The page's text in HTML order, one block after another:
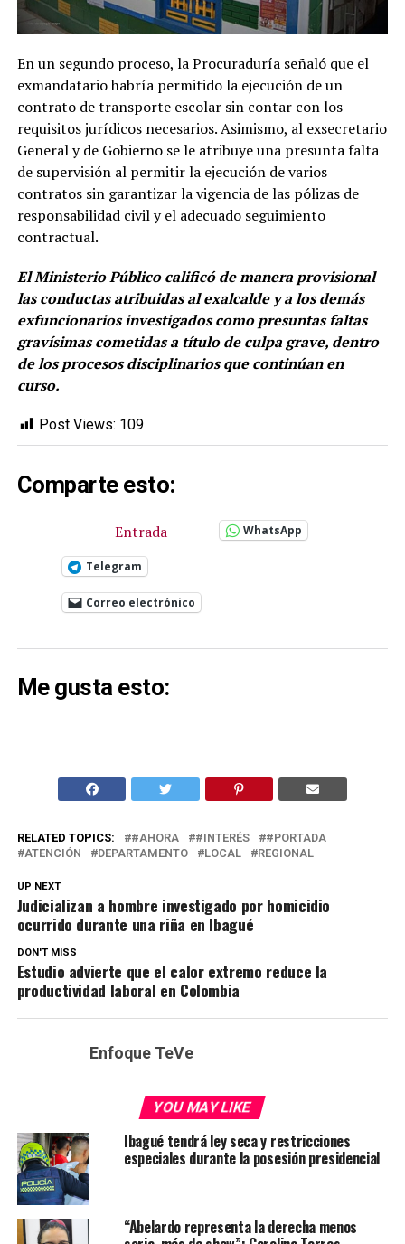
En un segundo proceso, la Procuraduría señaló que el
exmandatario habría permitido la ejecución de un
contrato de transporte escolar sin contar con los
requisitos jurídicos necesarios. Asimismo, al exsecretario
General y de Gobierno se le atribuye una presunta falta
de supervisión al permitir la ejecución de varios
contratos sin garantizar la vigencia de las pólizas de
responsabilidad civil y el adecuado seguimiento
contractual.
El Ministerio Público calificó de manera provisional
las conductas atribuidas al exalcalde y a los demás
exfuncionarios investigados como presuntas faltas
gravísimas cometidas a título de culpa grave, dentro
de los procesos disciplinarios que continúan en
curso.
Post Views: 109
Comparte esto:
Entrada WhatsApp
Telegram
Correo electrónico
Me gusta esto:
RELATED TOPICS: #AHORA #INTERÉS
#PORTADA
ATENCIÓN
DEPARTAMENTO LOCAL REGIONAL
UP NEXT
Judicializan a hombre investigado por homicidio
ocurrido durante una riña en Ibagué
DON'T MISS
Estudio advierte que el calor extremo reduce la
productividad laboral en Colombia
Enfoque TeVe
YOU MAY LIKE
Ibagué tendrá ley seca y restricciones
especiales durante la posesión presidencial
“Abelardo representa la derecha menos